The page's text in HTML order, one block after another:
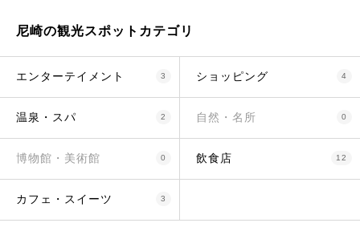
尼崎の観光スポットカテゴリ
エンターテイメント 3 ショッピング 4
温泉・スパ 2 自然・名所 0
博物館・美術館 0 飲食店 12
カフェ・スイーツ 3